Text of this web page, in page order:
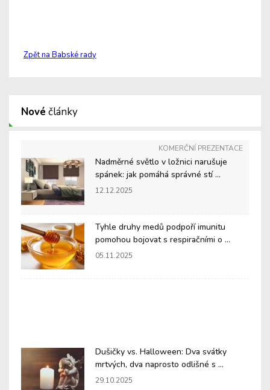
Zpět na Babské rady
Nové články
KOMERČNÍ PREZENTACE
Nadměrné světlo v ložnici narušuje
spánek: jak pomáhá správné stí ...
12.12.2025
Tyhle druhy medů podpoří imunitu
pomohou bojovat s respiračními o ...
05.11.2025
Dušičky vs. Halloween: Dva svátky
mrtvých, dva naprosto odlišné s ...
29.10.2025